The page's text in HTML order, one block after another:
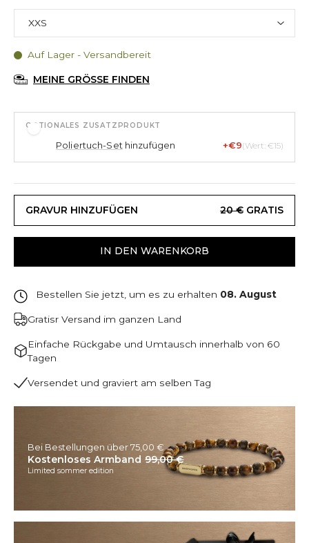
Auf Lager - Versandbereit
MEINE GRÖSSE FINDEN
OPTIONALES ZUSATZPRODUKT
Poliertuch-Set hinzufügen +€9(Wert: €15)
GRAVUR HINZUFÜGEN 20 € GRATIS
IN DEN WARENKORB
Bestellen Sie jetzt, um es zu erhalten 08. August
Gratisr Versand im ganzen Land
Einfache Rückgabe und Umtausch innerhalb von 60
Tagen
Versendet und graviert am selben Tag
Bei Bestellungen über 75,00 €
Kostenloses Armband 99,00 €
Limited sommer edition